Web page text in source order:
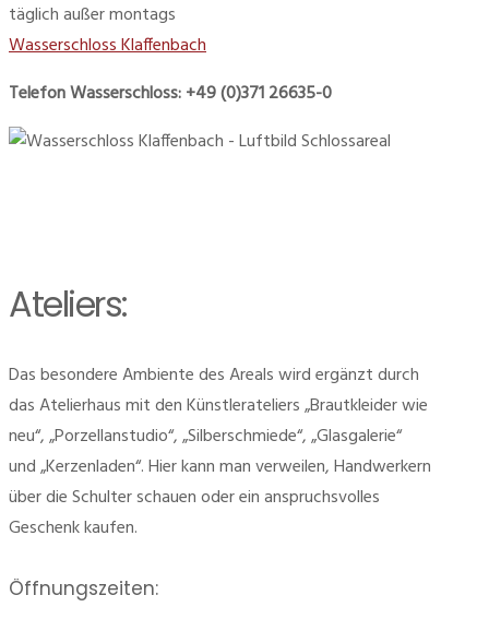
täglich außer montags
Wasserschloss Klaffenbach
Telefon Wasserschloss: +49 (0)371 26635-0
Ateliers:
Das besondere Ambiente des Areals wird ergänzt durch
das Atelierhaus mit den Künstlerateliers „Brautkleider wie
neu“, „Porzellanstudio“, „Silberschmiede“, „Glasgalerie“
und „Kerzenladen“. Hier kann man verweilen, Handwerkern
über die Schulter schauen oder ein anspruchsvolles
Geschenk kaufen.
Öffnungszeiten: